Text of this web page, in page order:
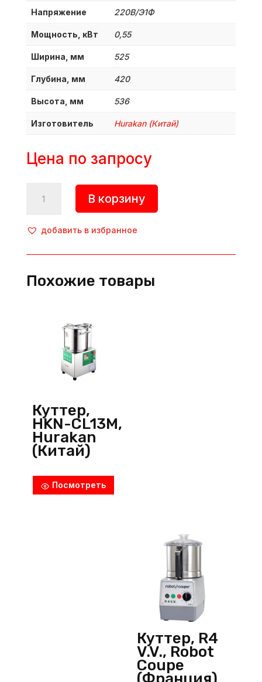
Напряжение 220В/Э1Ф
Мощность, кВт 0,55
Ширина, мм 525
Глубина, мм 420
Высота, мм 536
Изготовитель Hurakan (Китай)
Цена по запросу
товара
HKN-
Hurakan
В корзину
добавить в избранное
Похожие товары
Куттер,
HKN-CL13M,
Hurakan
(Китай)
Посмотреть
Куттер, R4
V.V., Robot
Coupe